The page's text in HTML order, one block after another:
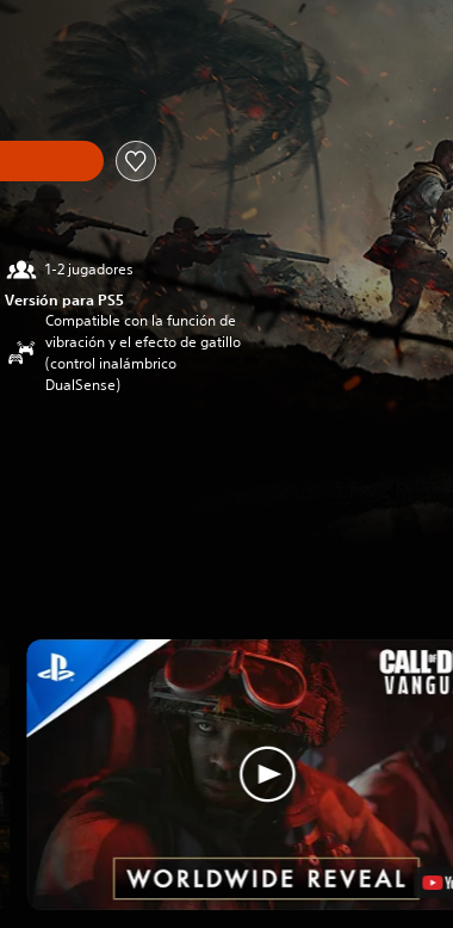
1-2 jugadores
Versión para PS5
Compatible con la función de
vibración y el efecto de gatillo
(control inalámbrico
DualSense)